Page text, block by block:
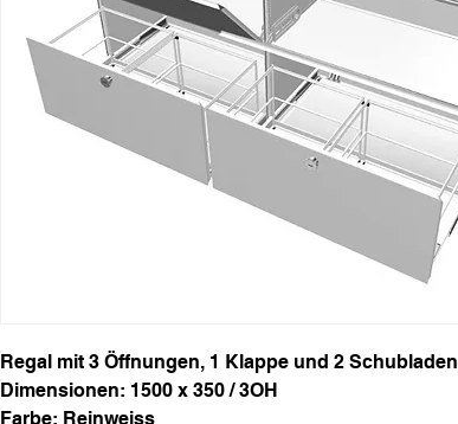
Regal mit 3 Öffnungen, 1 Klappe und 2 Schubladen
Dimensionen: 1500 x 350 / 3OH
Farbe: Reinweiss